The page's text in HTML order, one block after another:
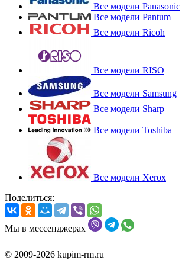
Все модели Panasonic
Все модели Pantum
Все модели Ricoh
Все модели RISO
Все модели Samsung
Все модели Sharp
Все модели Toshiba
Все модели Xerox
Поделиться:
Мы в мессенджерах
© 2009-2026 kupim-rm.ru